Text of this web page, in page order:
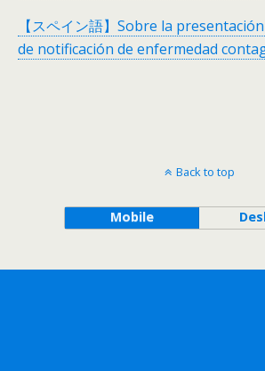
【スペイン語】Sobre la
de notificación de enfermedad
Back to top
Mobile